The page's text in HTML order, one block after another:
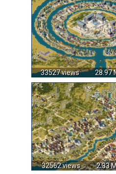
33527 views 28.97
32562 views 2.33